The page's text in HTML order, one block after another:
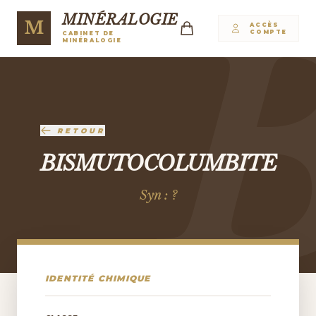
M MINÉRALOGIE
CABINET DE
MINÉRALOGIE
ACCÈS
COMPTE
RETOUR
BISMUTOCOLUMBITE
Syn : ?
IDENTITÉ CHIMIQUE